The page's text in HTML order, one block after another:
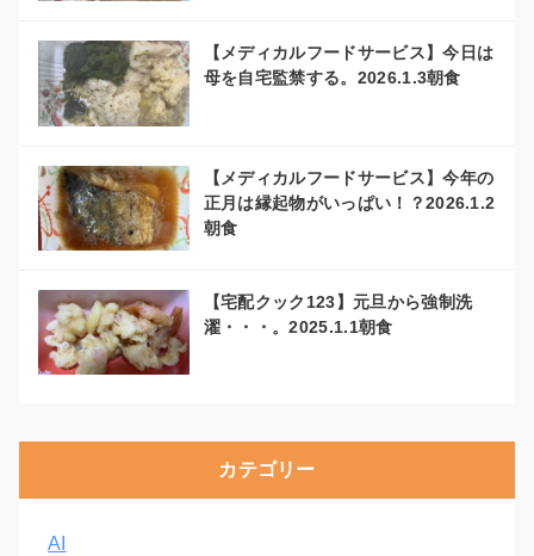
【メディカルフードサービス】今日は
母を自宅監禁する。2026.1.3朝食
【メディカルフードサービス】今年の
正月は縁起物がいっぱい！？2026.1.2
朝食
【宅配クック123】元旦から強制洗
濯・・・。2025.1.1朝食
カテゴリー
AI